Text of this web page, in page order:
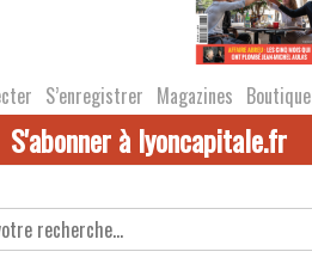
S’enregistrer Magazines Boutique
S'abonner à lyoncapitale.fr